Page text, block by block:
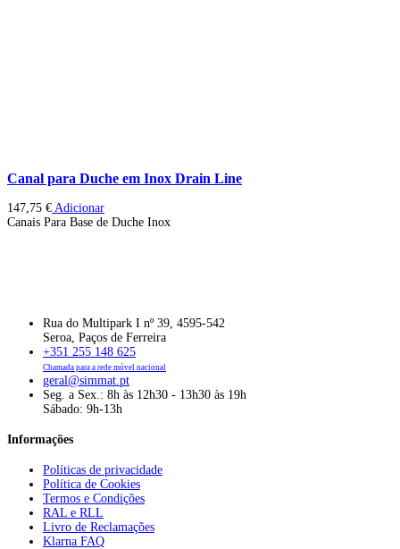
Canal para Duche em Inox Drain Line
147,75 € Adicionar
Canais Para Base de Duche Inox
Rua do Multipark I nº 39, 4595-542
Seroa, Paços de Ferreira
+351 255 148 625
Chamada para a rede móvel nacional
geral@simmat.pt
Seg. a Sex.: 8h às 12h30 - 13h30 às 19h
Sábado: 9h-13h
Informações
Políticas de privacidade
Política de Cookies
Termos e Condições
RAL e RLL
Livro de Reclamações
Klarna FAQ